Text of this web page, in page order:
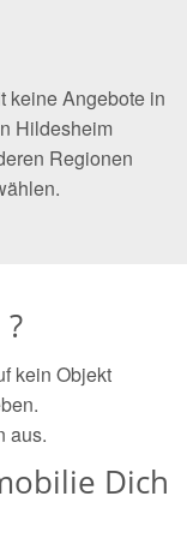
keine Angebote in
Hildesheim
Regionen
kein Objekt
aus.
Dich